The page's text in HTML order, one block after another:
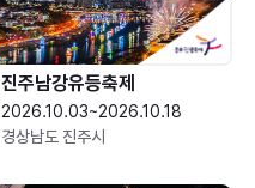
진주남강유등축제
2026.10.03~2026.10.18
경상남도 진주시